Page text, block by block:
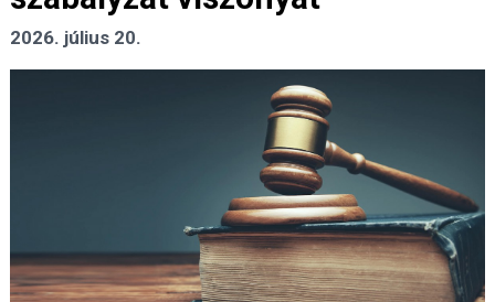
2026. július 20.